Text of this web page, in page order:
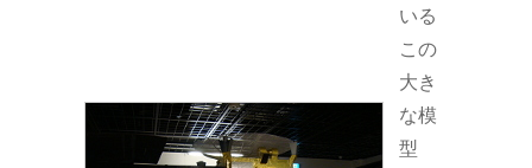
いる
この
大き
な模
型